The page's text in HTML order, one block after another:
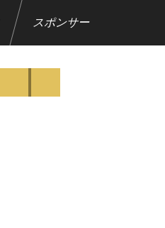
スポンサー